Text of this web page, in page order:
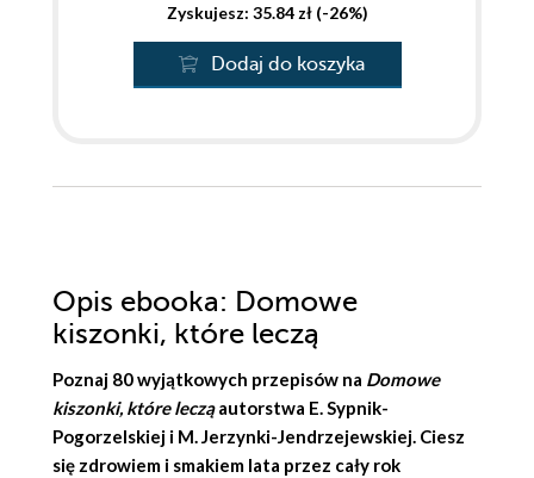
Zyskujesz: 35.84 zł (-26%)
Dodaj do koszyka
Opis ebooka: Domowe
kiszonki, które leczą
Poznaj 80 wyjątkowych przepisów na Domowe
kiszonki, które lecząautorstwa E. Sypnik-
Pogorzelskiej i M. Jerzynki-Jendrzejewskiej. Ciesz
się zdrowiem i smakiem lata przez cały rok